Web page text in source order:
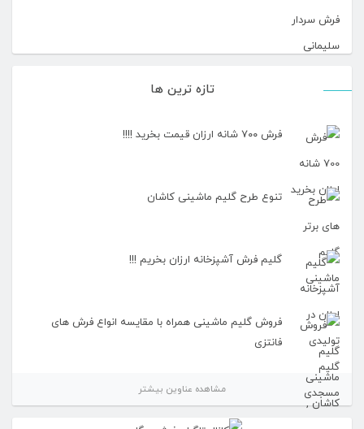
تازه ترین ها
فرش ۷۰۰ شانه ارزان قیمت بخرید !!!!
تنوع طرح گلیم ماشینی کاشان
گلیم فرش آشپزخانه ارزان بخریم !!!
فروش گلیم ماشینی همراه با مقایسه انواع فرش های
فانتزی
مشاهده عناوین بیشتر